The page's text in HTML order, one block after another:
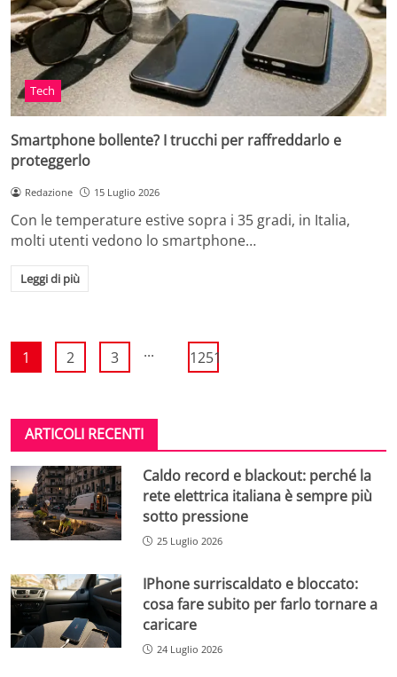
Tech
Smartphone bollente? I trucchi per raffreddarlo e
proteggerlo
Redazione 15 Luglio 2026
Con le temperature estive sopra i 35 gradi, in Italia,
molti utenti vedono lo smartphone…
Leggi di più
1 2 3 ... 1251
ARTICOLI RECENTI
Caldo record e blackout: perché la
rete elettrica italiana è sempre più
sotto pressione
25 Luglio 2026
IPhone surriscaldato e bloccato:
cosa fare subito per farlo tornare a
caricare
24 Luglio 2026